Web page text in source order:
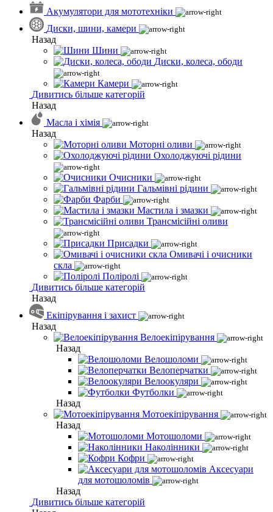
Акумулятори для мототехніки
Диски, шини, камери
Назад
Шини
Диски, колеса, ободи
Камери
Дивитись більше категорій
Назад
Масла і хімія
Назад
Моторні оливи
Охолоджуючі рідини
Очисники
Гальмівні рідини
Фарби
Мастила і змазки
Трансмісійні оливи
Присадки
Омивачі і очисники
скла
Поліролі
Дивитись більше категорій
Назад
Екіпірування і захист
Назад
Велоекіпірування
Назад
Велошоломи
Велоперчатки
Велоокуляри
Футболки
Назад
Мотоекіпірування
Назад
Мотошоломи
Наколінники
Кофри
Аксесуари
для мотошоломів
Назад
Дивитись більше категорій